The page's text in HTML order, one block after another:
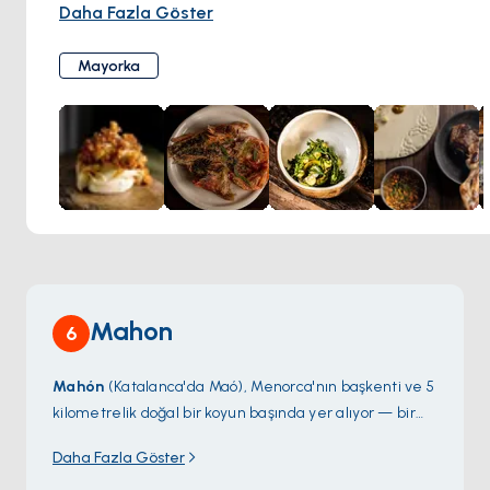
mekan modern ve şık olup sıcak ve davetkar bir atmosfere
Terrae'nin menüsünde modern bir dokunuşla geleneksel
Mayorka mutfağı sunulmaktadır. Yemekler taze, yerel
malzemelerle hazırlanmakta ve güzel bir şekilde
sunulmaktadır. Şarap listesinde çok çeşitli Mayorka
şaraplarının yanı sıra uluslararası şaraplardan oluşan bir
seçki yer almaktadır.
Daha Fazla Göster
Mayorka
6 Mahon
Mahón (Katalanca'da Maó), Menorca'nın başkenti ve 5
kilometrelik doğal bir koyun başında yer alıyor — bir
iddia edilmiş. İngilizler 18. yüzyılda Menorca'yı üç kez
Daha Fazla Göster